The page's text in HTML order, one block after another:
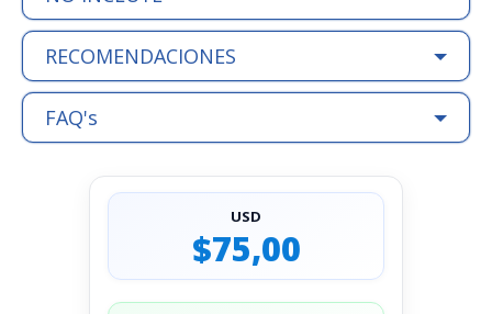
RECOMENDACIONES
FAQ's
USD
$75,00